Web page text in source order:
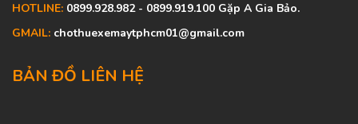
HOTLINE: 0899.928.982 - 0899.919.100 Gặp A Gia Bảo.
GMAIL: chothuexemaytphcm01@gmail.com
BẢN ĐỒ LIÊN HỆ